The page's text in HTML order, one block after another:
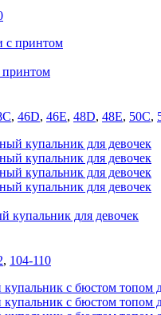
принтом
, 46D, 46E, 48D, 48E, 50C,
купальник для девочек
, 104-110